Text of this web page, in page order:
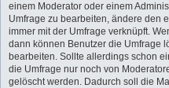
einem Moderator oder einem
Umfrage zu bearbeiten, ändere den
immer mit der Umfrage verknüpft.
dann können Benutzer die Umfrage
bearbeiten. Sollte allerdings schon
die Umfrage nur noch von
gelöscht werden. Dadurch soll die